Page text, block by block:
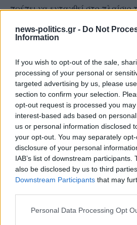
news-politics.gr - Do Not
Information
If you wish to opt-out of the sale,
processing of your personal or
targeted advertising by us, please
section to confirm your selection.
opt-out request is processed you
interest-based ads based on
us or personal information disclosed
your opt-out. You may separately
disclosure of your personal
IAB’s list of downstream participants.
also be disclosed by us to third
Downstream Participants that may
Personal Data Processing Opt
πρέπει να ενταχθεί στο
εποπτεύονται από το υπουργείο
είναι αμιγώς ‘ξενοδοχειακή’ και
ξενοδοχειακό κλάδο. Από εκεί
μπορούσαν να συνεχίσουν
στα Τμήματα των
χαρακτηριστικά, ο κ. Στάμος.
Με τα τωρινά δεδομένα, τι
ΑΣΤΕΡ;
Μόλις πριν λίγες ημέρες, το
κάνοντας λόγο για πλήρη